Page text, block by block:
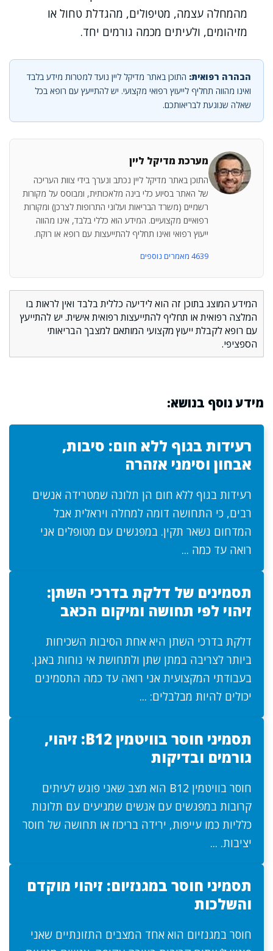
מהמחלה עצמה, מטיפולים, מהגדלת טחול או
מזיהומים, ולעיתים מכמה גורמים יחד.
הבהרה רפואית: התוכן באתר מדיקל ליין נועד למטרות מידע בלבד
ואינו מהווה תחליף לייעוץ רפואי מקצועי. יש להתייעץ עם רופא בכל
שאלה שנוגעת לבריאותכם.
מערכת מדיקל ליין
התוכן באתר מדיקל ליין נכתב ונערך בידי צוות העריכה
של האתר בסיוע כלי בינה מלאכותית, ומבוסס על מקורות
רשמיים (משרד הבריאות ועלוני התרופות לצרכן) ומקורות
רפואיים מקצועיים. המידע הוא כללי בלבד, אינו מהווה
ייעוץ רפואי ואינו תחליף להתייעצות עם רופא או רוקח.
4639 מאמרים נוספים
המידע המוצג בתוכן זה הוא לידיעה כללית בלבד ואין לראות בו
המלצה רפואית או תחליף להתייעצות רפואית אישית. יש להתייעץ
עם רופא לקבלת ייעוץ מקצועי המותאם למצבך הבריאותי
הספציפי.
מידע נוסף בנושא:
רעידות בגוף ללא חום: סיבות,
אבחון וסימני אזהרה
רעידות בגוף ללא חום הן תלונה שמטרידה אנשים
רבים, כי התחושה דומה למחלה ויראלית אבל
המדחום נשאר תקין. במפגשים עם מטופלים אני
רואה עד כמה ...
תסמינים של דלקת בדרכי השתן:
זיהוי לפי תחושה ומיקום הכאב
דלקת בדרכי השתן היא אחת הסיבות השכיחות
ביותר לצריבה במתן שתן ולתחושת אי נוחות באגן.
בעבודתי המקצועית אני רואה עד כמה התסמינים
יכולים להיות מבלבלים: ...
תסמיני חוסר בוויטמין B12: זיהוי,
גורמים ובדיקות
חוסר בוויטמין B12 הוא מצב שאני פוגש לעיתים
קרובות במפגשים עם אנשים שמגיעים עם תלונות
כלליות כמו עייפות, ירידה בריכוז או תחושה של חוסר
יציבות. ...
תסמיני חוסר במגנזיום: זיהוי מוקדם
והשלכות
חוסר במגנזיום הוא אחד המצבים התזונתיים שאני